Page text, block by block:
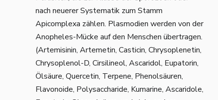
nach neuerer Systematik zum Stamm
Apicomplexa zählen. Plasmodien werden von der
Anopheles-Mücke auf den Menschen übertragen.
(Artemisinin, Artemetin, Casticin, Chrysoplenetin,
Chrysoplenol-D, Cirsilineol, Ascaridol, Eupatorin,
Ölsäure, Quercetin, Terpene, Phenolsäuren,
Flavonoide, Polysaccharide, Kumarine, Ascaridole,